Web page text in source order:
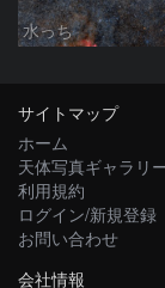
水っち
サイトマップ
ホーム
天体写真ギャラリ
利用規約
ログイン/新規登録
お問い合わせ
会社情報